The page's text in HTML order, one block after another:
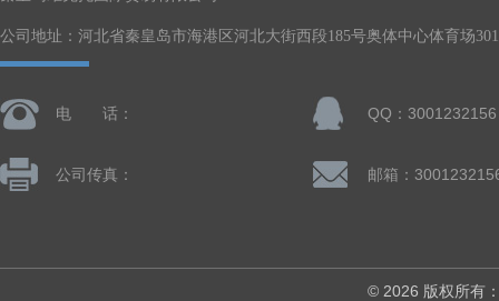
公司地址：河北省秦皇岛市海港区河北大街西段185号奥体中心体育场
电 话： QQ：3001232156
公司传真： 邮箱：
© 2026 版权所有